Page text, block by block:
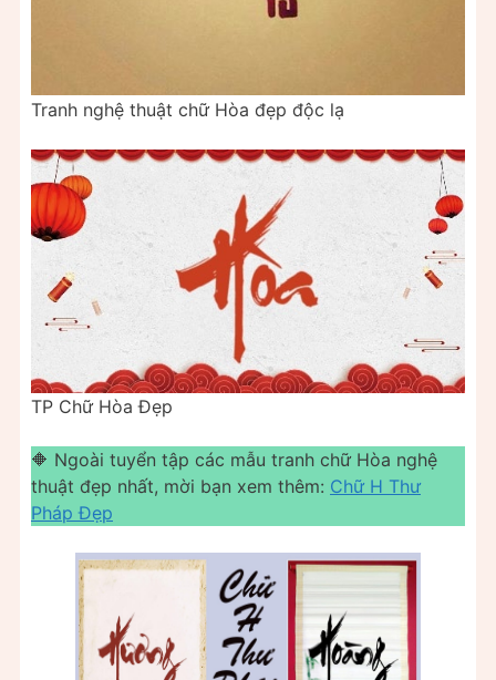
Tranh nghệ thuật chữ Hòa đẹp độc lạ
TP Chữ Hòa Đẹp
🔶 Ngoài tuyển tập các mẫu tranh chữ Hòa nghệ
thuật đẹp nhất, mời bạn xem thêm: Chữ H Thư
Pháp Đẹp